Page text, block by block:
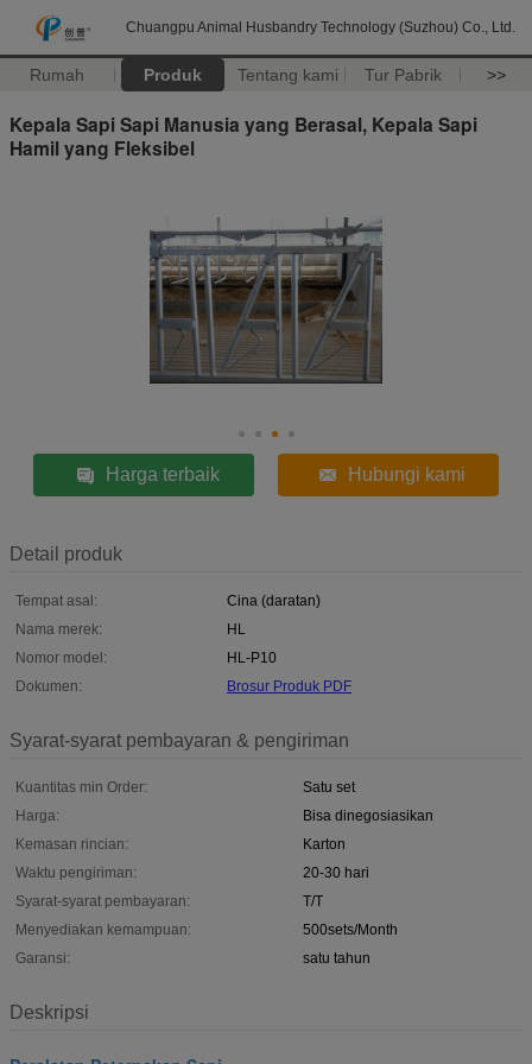
Chuangpu Animal Husbandry Technology (Suzhou) Co., Ltd.
Rumah Produk Tentang kami Tur Pabrik >>
Kepala Sapi Sapi Manusia yang Berasal, Kepala Sapi
Hamil yang Fleksibel
Harga terbaik Hubungi kami
Detail produk
Tempat asal:
Cina (daratan)
Nama merek:
HL
Nomor model:
HL-P10
Dokumen:
Brosur Produk PDF
Syarat-syarat pembayaran & pengiriman
Kuantitas min Order:
Satu set
Harga:
Bisa dinegosiasikan
Kemasan rincian:
Karton
Waktu pengiriman:
20-30 hari
Syarat-syarat pembayaran:
T/T
Menyediakan kemampuan:
500sets/Month
Garansi:
satu tahun
Deskripsi